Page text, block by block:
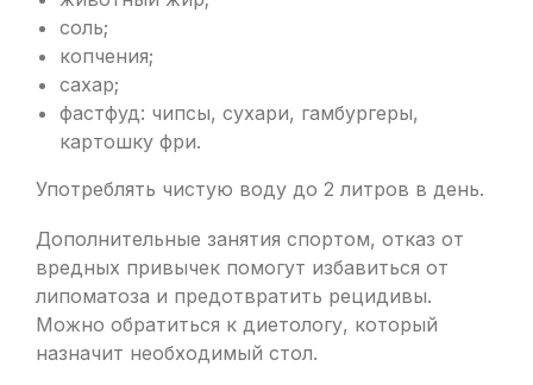
соль;
копчения;
сахар;
фастфуд: чипсы, сухари, гамбургеры,
картошку фри.
Употреблять чистую воду до 2 литров в день.
Дополнительные занятия спортом, отказ от
вредных привычек помогут избавиться от
липоматоза и предотвратить рецидивы.
Можно обратиться к диетологу, который
назначит необходимый стол.